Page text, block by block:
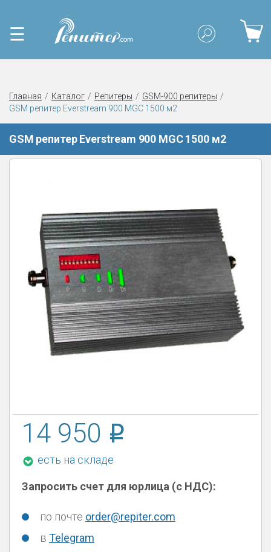
☰
Главная Каталог Репитеры
GSM-900 репитеры
GSM репитер Everstream 900 MGC 1500 м2
GSM репитер Everstream 900 MGC 1500 м2
14 950
есть на складе
Запросить счет для юрлица (с НДС):
по почте order@repiter.com
в Telegram